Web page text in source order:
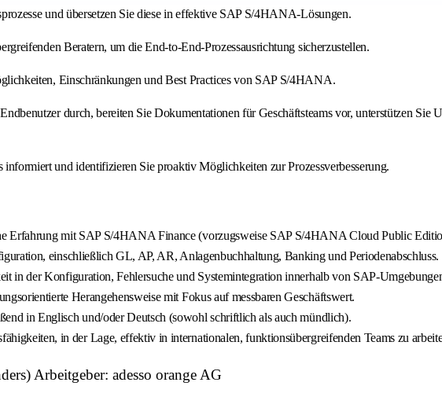
und übersetzen Sie diese in effektive SAP S/4HANA-Lösungen.
Beratern, um die End-to-End-Prozessausrichtung sicherzustellen.
Einschränkungen und Best Practices von SAP S/4HANA.
durch, bereiten Sie Dokumentationen für Geschäftsteams vor, unterstützen
und identifizieren Sie proaktiv Möglichkeiten zur Prozessverbesserung.
Erfahrung mit SAP S/4HANA Finance (vorzugsweise SAP S/4HANA Cloud Public
einschließlich GL, AP, AR, Anlagenbuchhaltung, Banking und Periodenabschluss.
in der Konfiguration, Fehlersuche und Systemintegration innerhalb von SAP-
Herangehensweise mit Fokus auf messbaren Geschäftswert.
in Englisch und/oder Deutsch (sowohl schriftlich als auch mündlich).
in der Lage, effektiv in internationalen, funktionsübergreifenden Teams zu
Arbeitgeber: adesso orange AG